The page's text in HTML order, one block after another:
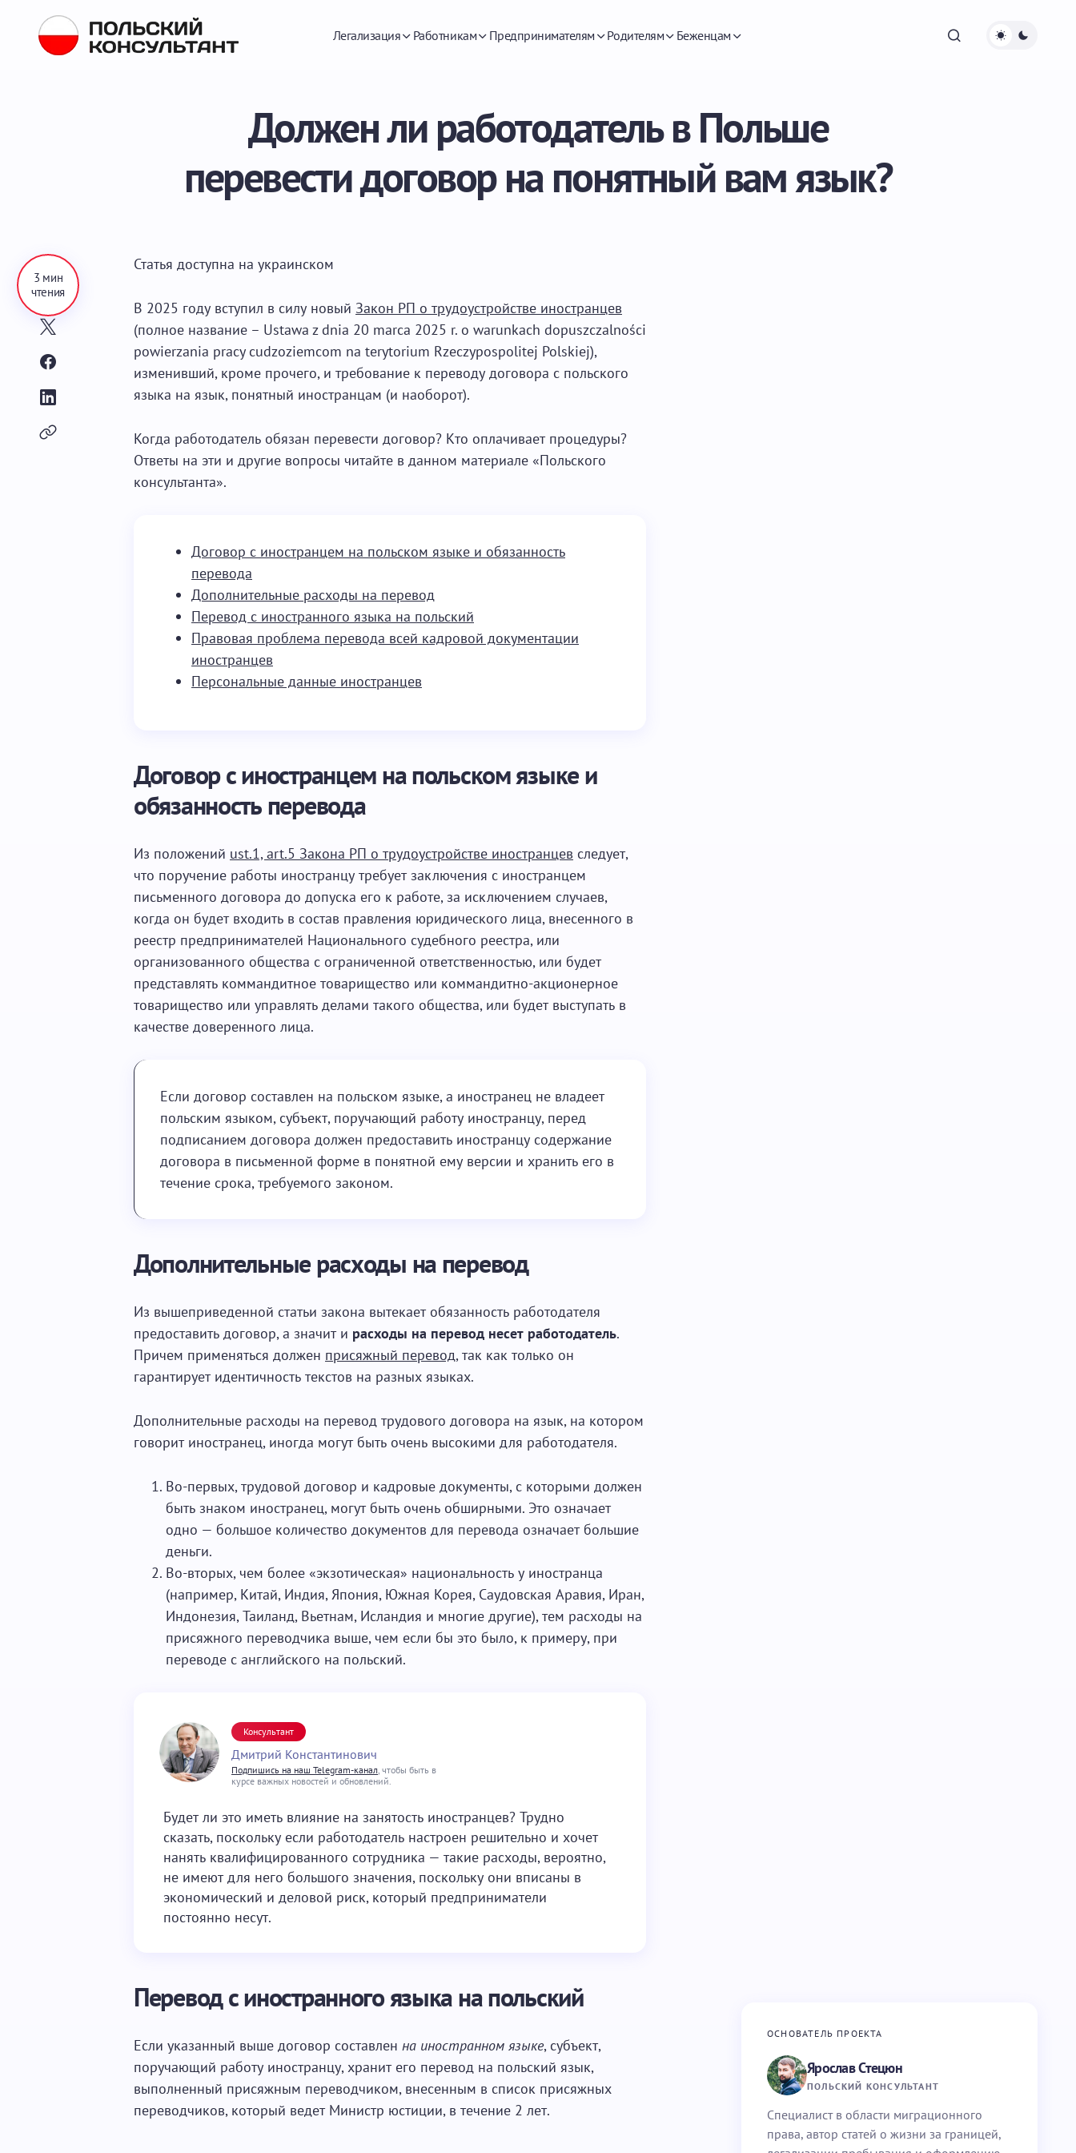
Легализация Работникам Предпринимателям Родителям Беженцам
Должен ли работодатель в Польше
перевести договор на понятный вам язык?
3 мин
чтения
Статья доступна на украинском
В 2025 году вступил в силу новый Закон РП о трудоустройстве иностранцев
(полное название – Ustawa z dnia 20 marca 2025 r. o warunkach dopuszczalności
powierzania pracy cudzoziemcom na terytorium Rzeczypospolitej Polskiej),
изменивший, кроме прочего, и требование к переводу договора с польского
языка на язык, понятный иностранцам (и наоборот).
Когда работодатель обязан перевести договор? Кто оплачивает процедуры?
Ответы на эти и другие вопросы читайте в данном материале «Польского
консультанта».
Договор с иностранцем на польском языке и обязанность
перевода
Дополнительные расходы на перевод
Перевод с иностранного языка на польский
Правовая проблема перевода всей кадровой документации
иностранцев
Персональные данные иностранцев
Договор с иностранцем на польском языке и
обязанность перевода
Из положений ust.1, art.5 Закона РП о трудоустройстве иностранцев следует,
что поручение работы иностранцу требует заключения с иностранцем
письменного договора до допуска его к работе, за исключением случаев,
когда он будет входить в состав правления юридического лица, внесенного в
реестр предпринимателей Национального судебного реестра, или
организованного общества с ограниченной ответственностью, или будет
представлять коммандитное товарищество или коммандитно-акционерное
товарищество или управлять делами такого общества, или будет выступать в
качестве доверенного лица.
Если договор составлен на польском языке, а иностранец не владеет
польским языком, субъект, поручающий работу иностранцу, перед
подписанием договора должен предоставить иностранцу содержание
договора в письменной форме в понятной ему версии и хранить его в
течение срока, требуемого законом.
Дополнительные расходы на перевод
Из вышеприведенной статьи закона вытекает обязанность работодателя
предоставить договор, а значит и расходы на перевод несет работодатель.
Причем применяться должен присяжный перевод, так как только он
гарантирует идентичность текстов на разных языках.
Дополнительные расходы на перевод трудового договора на язык, на котором
говорит иностранец, иногда могут быть очень высокими для работодателя.
Во-первых, трудовой договор и кадровые документы, с которыми должен
быть знаком иностранец, могут быть очень обширными. Это означает
одно — большое количество документов для перевода означает большие
деньги.
Во-вторых, чем более «экзотическая» национальность у иностранца
(например, Китай, Индия, Япония, Южная Корея, Саудовская Аравия, Иран,
Индонезия, Таиланд, Вьетнам, Исландия и многие другие), тем расходы на
присяжного переводчика выше, чем если бы это было, к примеру, при
переводе с английского на польский.
Консультант
Дмитрий Константинович
Подпишись на наш Telegram-канал, чтобы быть в
курсе важных новостей и обновлений.
Будет ли это иметь влияние на занятость иностранцев? Трудно
сказать, поскольку если работодатель настроен решительно и хочет
нанять квалифицированного сотрудника — такие расходы, вероятно,
не имеют для него большого значения, поскольку они вписаны в
экономический и деловой риск, который предприниматели
постоянно несут.
Перевод с иностранного языка на польский
Если указанный выше договор составлен на иностранном языке, субъект,
поручающий работу иностранцу, хранит его перевод на польский язык,
выполненный присяжным переводчиком, внесенным в список присяжных
переводчиков, который ведет Министр юстиции, в течение 2 лет.
ОСНОВАТЕЛЬ ПРОЕКТА
Ярослав Стецюн
ПОЛЬСКИЙ КОНСУЛЬТАНТ
Специалист в области миграционного
права, автор статей о жизни за границей,